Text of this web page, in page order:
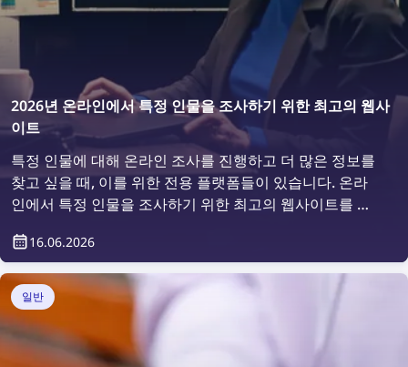
2026년 온라인에서 특정 인물을 조사하기 위한 최고의 웹사
이트
특정 인물에 대해 온라인 조사를 진행하고 더 많은 정보를
찾고 싶을 때, 이를 위한 전용 플랫폼들이 있습니다. 온라
인에서 특정 인물을 조사하기 위한 최고의 웹사이트를 살
16.06.2026
일반